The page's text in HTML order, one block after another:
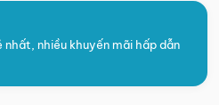
nhất, nhiều khuyến mãi hấp dẫn